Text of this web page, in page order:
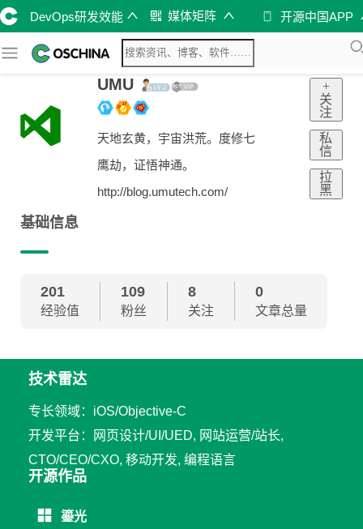
DevOps研发效能 媒体矩阵 开源中国APP
UMU
天地玄黄，宇宙洪荒。度修七
鹰劫，证悟神通。
http://blog.umutech.com/
+
关
注
私
信
拉
黑
基础信息
201
经验值
109
粉丝
8
关注
0
文章总量
技术雷达
专长领域：iOS/Objective-C
开发平台：网页设计/UI/UED, 网站运营/站长,
CTO/CEO/CXO, 移动开发, 编程语言
开源作品
鎏光